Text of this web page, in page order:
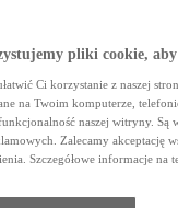
pliki cookie,
Ci korzystanie z naszej
na Twoim komputerze,
naszej witryny. Są
Zalecamy akceptację
Szczegółowe informacje na